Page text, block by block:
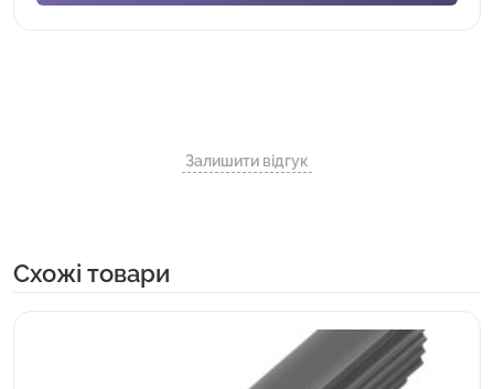
Залишити відгук
Cхожі товари